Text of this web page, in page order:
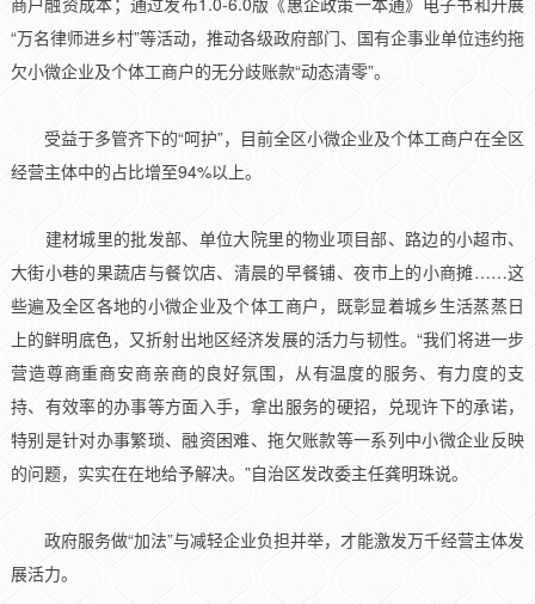
“万名律师进乡村”等活动，推动各级政府部门、国有企事业单位违约拖
欠小微企业及个体工商户的无分歧账款“动态清零”。
受益于多管齐下的“呵护”，目前全区小微企业及个体工商户在全区
经营主体中的占比增至94%以上。
建材城里的批发部、单位大院里的物业项目部、路边的小超市、
大街小巷的果蔬店与餐饮店、清晨的早餐铺、夜市上的小商摊……这
些遍及全区各地的小微企业及个体工商户，既彰显着城乡生活蒸蒸日
上的鲜明底色，又折射出地区经济发展的活力与韧性。“我们将进一步
营造尊商重商安商亲商的良好氛围，从有温度的服务、有力度的支
持、有效率的办事等方面入手，拿出服务的硬招，兑现许下的承诺，
特别是针对办事繁琐、融资困难、拖欠账款等一系列中小微企业反映
的问题，实实在在地给予解决。”自治区发改委主任龚明珠说。
政府服务做“加法”与减轻企业负担并举，才能激发万千经营主体发
展活力。